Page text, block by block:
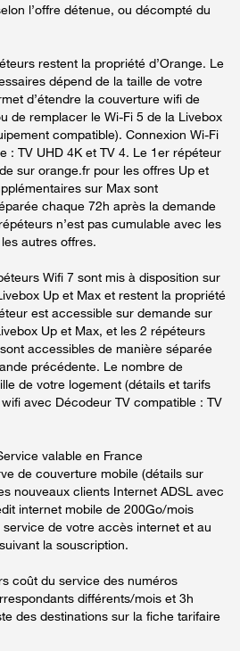
l’offre détenue, ou décompté du
restent la propriété d’Orange. Le
dépend de la taille de votre
d’étendre la couverture wifi de
de remplacer le Wi-Fi 5 de la Livebox
compatible). Connexion Wi-Fi
: TV UHD 4K et TV 4. Le 1er répéteur
sur orange.fr pour les offres Up et
sur Max sont
chaque 72h après la demande
n’est pas cumulable avec les
autres offres.
Wifi 7 sont mis à disposition sur
Up et Max et restent la propriété
est accessible sur demande sur
Up et Max, et les 2 répéteurs
accessibles de manière séparée
précédente. Le nombre de
de votre logement (détails et tarifs
avec Décodeur TV compatible : TV
valable en France
de couverture mobile (détails sur
nouveaux clients Internet ADSL avec
internet mobile de 200Go/mois
de votre accès internet et au
la souscription.
coût du service des numéros
différents/mois et 3h
des destinations sur la fiche tarifaire